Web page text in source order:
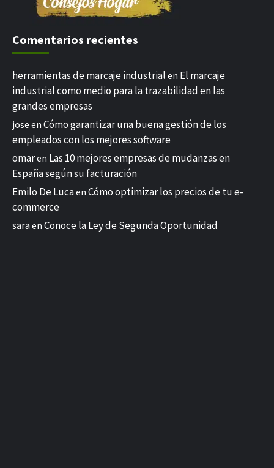
Comentarios recientes
herramientas de marcaje industrial en El marcaje
industrial como medio para la trazabilidad en las
grandes empresas
jose en Cómo garantizar una buena gestión de los
empleados con los mejores software
omaren Las 10 mejores empresas de mudanzas en
España según su facturación
Emilo De Lucaen Cómo optimizar los precios de tu e-
commerce
saraen Conoce la Ley de Segunda Oportunidad